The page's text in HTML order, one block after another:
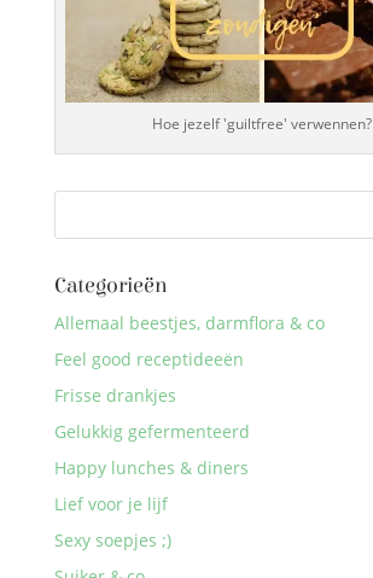
Hoe jezelf 'guiltfree' verwennen?
Categorieën
Allemaal beestjes, darmflora & co
Feel good receptideeën
Frisse drankjes
Gelukkig gefermenteerd
Happy lunches & diners
Lief voor je lijf
Sexy soepjes ;)